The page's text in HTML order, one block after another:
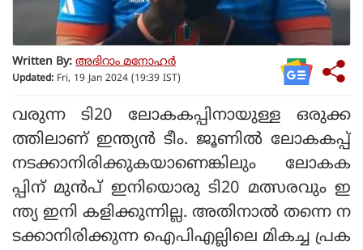
Written By: അഭിറാം മനോഹർ
Updated: Fri, 19 Jan 2024 (19:39 IST)
വരുന്ന ടി20 ലോകകപ്പിനായുള്ള ഒരുക്ക
ത്തിലാണ് ഇന്ത്യന്‍ ടീം. ജൂണില്‍ ലോകകപ്പ്
നടക്കാനിരിക്കുകയാണെങ്കിലും ലോകക
പ്പിന് മുന്‍പ് ഇനിയൊരു ടി20 മത്സരവും ഇ
ന്ത്യ ഇനി കളിക്കുന്നില്ല. അതിനാല്‍ തന്നെ ന
ടക്കാനിരിക്കുന്ന ഐപിഎല്ലിലെ മികച്ച പ്രക